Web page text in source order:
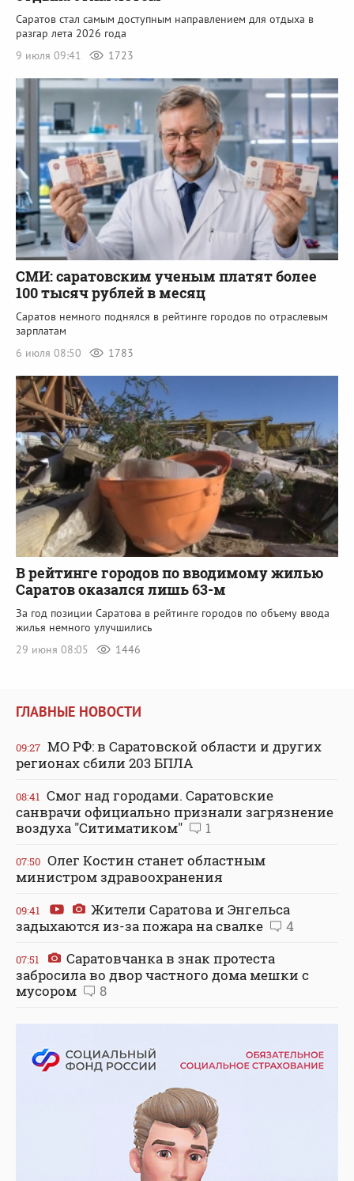
Саратов стал самым доступным направлением для отдыха в
разгар лета 2026 года
9 июля 09:41
1723
СМИ: саратовским ученым платят более
100 тысяч рублей в месяц
Саратов немного поднялся в рейтинге городов по отраслевым
зарплатам
6 июля 08:50
1783
В рейтинге городов по вводимому жилью
Саратов оказался лишь 63-м
За год позиции Саратова в рейтинге городов по объему ввода
жилья немного улучшились
29 июня 08:05
1446
ГЛАВНЫЕ НОВОСТИ
09:27 МО РФ: в Саратовской области и других
регионах сбили 203 БПЛА
08:41 Смог над городами. Саратовские
санврачи официально признали загрязнение
воздуха "Ситиматиком"
1
07:50 Олег Костин станет областным
министром здравоохранения
09:41
Жители Саратова и Энгельса
задыхаются из-за пожара на свалке
4
07:51
Саратовчанка в знак протеста
забросила во двор частного дома мешки с
мусором
8